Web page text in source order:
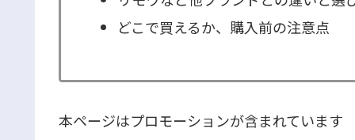
どこで買えるか、購入前の注意点
本ページはプロモーションが含まれています